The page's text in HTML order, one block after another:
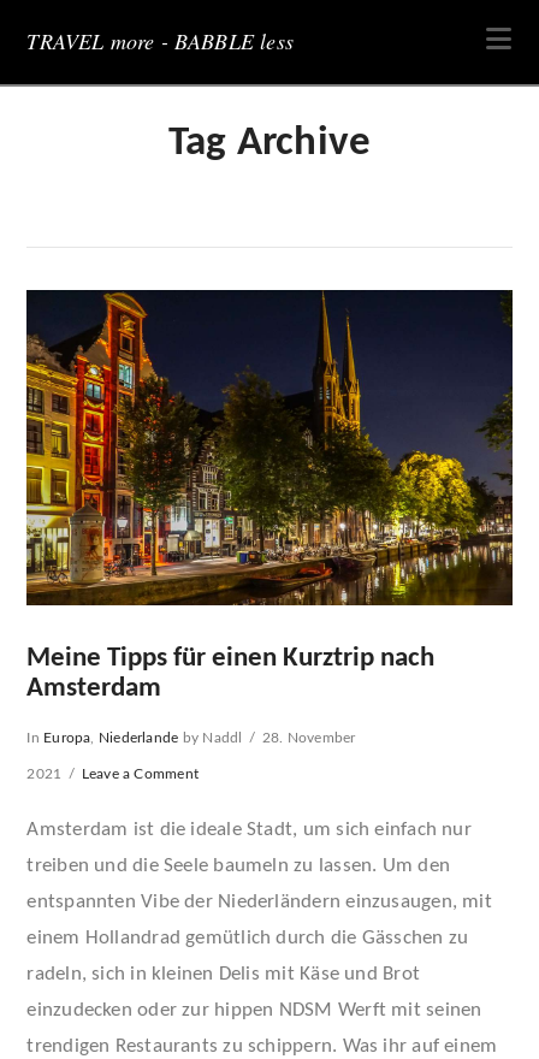
TRAVEL more - BABBLE less
Tag Archive
Meine Tipps für einen Kurztrip nach
Amsterdam
In Europa Niederlande by Naddl 28. November
2021 Leave a Comment
Amsterdam ist die ideale Stadt, um sich einfach nur
treiben und die Seele baumeln zu lassen. Um den
entspannten Vibe der Niederländern einzusaugen, mit
einem Hollandrad gemütlich durch die Gässchen zu
radeln, sich in kleinen Delis mit Käse und Brot
einzudecken oder zur hippen NDSM Werft mit seinen
trendigen Restaurants zu schippern. Was ihr auf einem